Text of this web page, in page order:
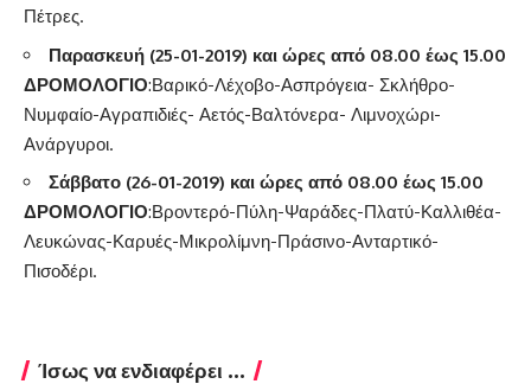
Πέτρες.
Παρασκευή (25-01-2019) και ώρες από 08.00 έως 15.00
ΔΡΟΜΟΛΟΓΙΟ:Βαρικό-Λέχοβο-Ασπρόγεια- Σκλήθρο-
Νυμφαίο-Αγραπιδιές- Αετός-Βαλτόνερα- Λιμνοχώρι-
Ανάργυροι.
Σάββατο (26-01-2019) και ώρες από 08.00 έως 15.00
ΔΡΟΜΟΛΟΓΙΟ:Βροντερό-Πύλη-Ψαράδες-Πλατύ-Καλλιθέα-
Λευκώνας-Καρυές-Μικρολίμνη-Πράσινο-Ανταρτικό-
Πισοδέρι.
Ίσως να ενδιαφέρει ...